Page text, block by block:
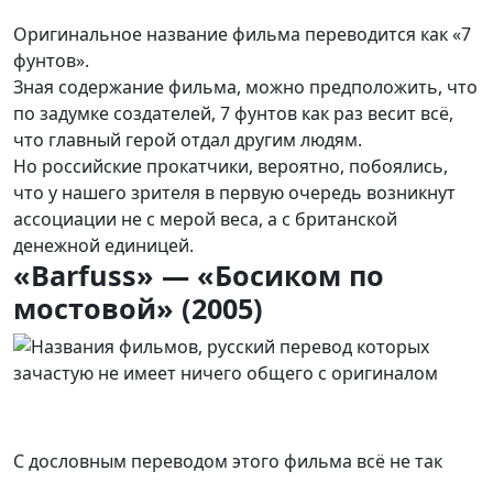
Оригинальное название фильма переводится как «7
фунтов».
Зная содержание фильма, можно предположить, что
по задумке создателей, 7 фунтов как раз весит всё,
что главный герой отдал другим людям.
Но российские прокатчики, вероятно, побоялись,
что у нашего зрителя в первую очередь возникнут
ассоциации не с мерой веса, а с британской
денежной единицей.
«Barfuss» — «Босиком по
мостовой» (2005)
С дословным переводом этого фильма всё не так